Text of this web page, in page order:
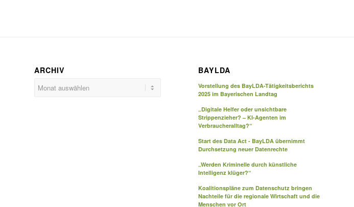
ARCHIV BAYLDA
Vorstellung des BayLDA-Tätigkeitsberichts
2025 im Bayerischen Landtag
„Digitale Helfer oder unsichtbare
Strippenzieher? – KI-Agenten im
Verbraucheralltag?“
Start des Data Act - BayLDA übernimmt
Durchsetzung neuer Datenrechte
„Werden Kriminelle durch künstliche
Intelligenz klüger?“
Koalitionspläne zum Datenschutz bringen
Nachteile für die regionale Wirtschaft und die
Menschen vor Ort